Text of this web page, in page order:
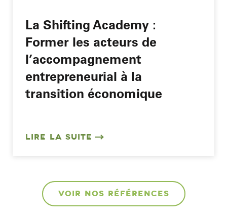
La Shifting Academy :
Former les acteurs de
l’accompagnement
entrepreneurial à la
transition économique
LIRE LA SUITE
VOIR NOS RÉFÉRENCES